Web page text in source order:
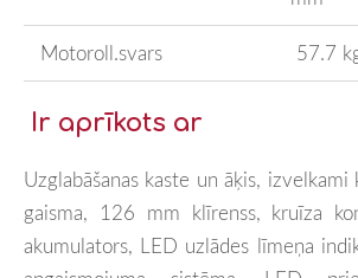
Motoroll.svars 57.7
Ir aprīkots ar
Uzglabāšanas kaste un āķis,
gaisma, 126 mm klīrenss, kruīza
akumulators, LED uzlādes līmeņa